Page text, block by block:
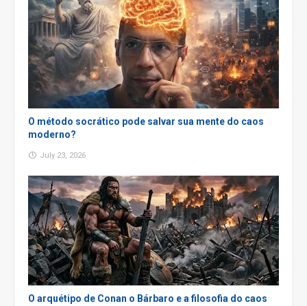
O método socrático pode salvar sua mente do caos
moderno?
July 23, 2026
O arquétipo de Conan o Bárbaro e a filosofia do caos